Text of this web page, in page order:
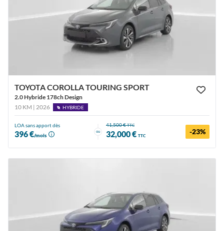
TOYOTA COROLLA TOURING SPORT
2.0 Hybride 178ch Design
10 KM | 2026
HYBRIDE
LOA sans apport dès
396 €/mois
ou
41,500 €TTC
32,000 € TTC -23%